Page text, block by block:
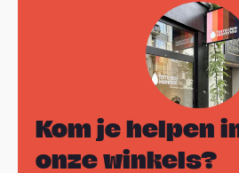
Kom je helpen
onze winkels?